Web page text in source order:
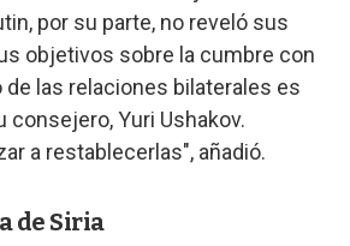
por su parte, no reveló sus
objetivos sobre la cumbre con
de las relaciones bilaterales es
consejero, Yuri Ushakov.
a restablecerlas", añadió.
de Siria